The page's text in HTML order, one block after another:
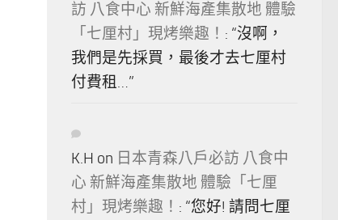
訪 八食中心 新鮮海產集散地 體驗
「七厘村」現烤樂趣！ : “沒啊，
我們是先採買，最後才去七厘村
付費租…”
K.H on 日本青森八戶必訪 八食中
心 新鮮海產集散地 體驗「七厘
村」現烤樂趣！ : “您好! 請問七厘